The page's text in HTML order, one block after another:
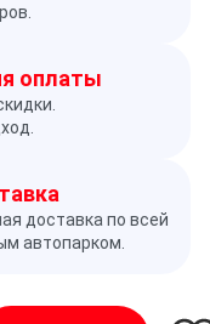
оплаты
доставка по всей
автопарком.